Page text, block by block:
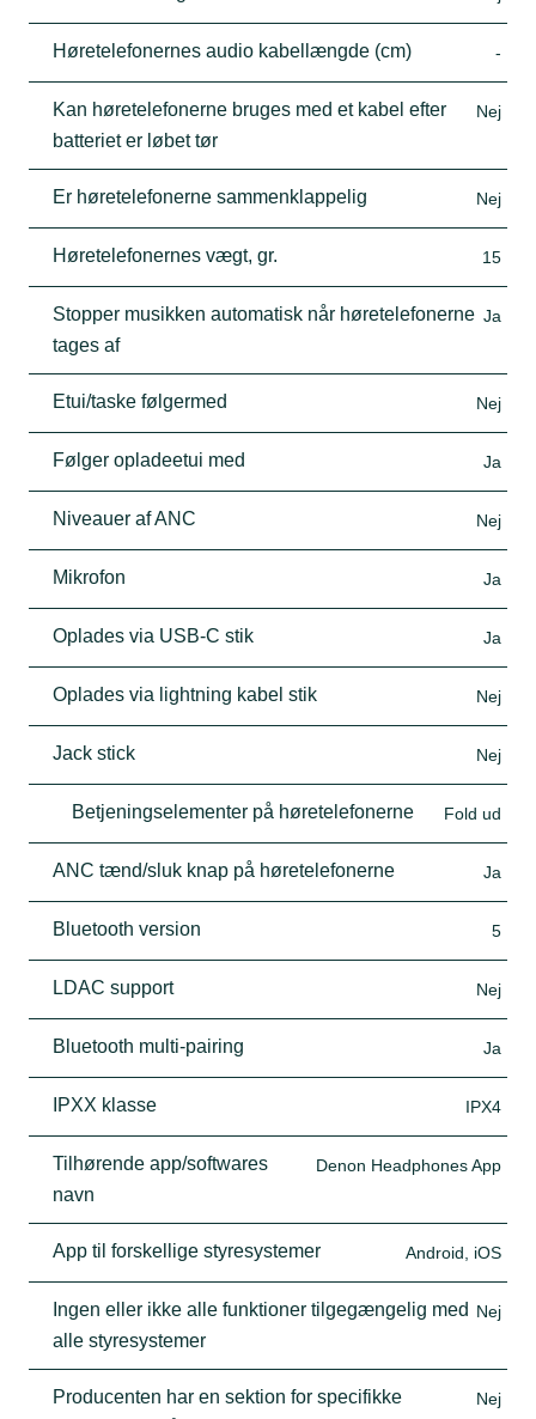
Høretelefonernes audio kabellængde (cm) -
Kan høretelefonerne bruges med et kabel efter
batteriet er løbet tør
Nej
Er høretelefonerne sammenklappelig Nej
Høretelefonernes vægt, gr. 15
Stopper musikken automatisk når høretelefonerne
tages af
Ja
Etui/taske følgermed Nej
Følger opladeetui med Ja
Niveauer af ANC Nej
Mikrofon Ja
Oplades via USB-C stik Ja
Oplades via lightning kabel stik Nej
Jack stick Nej
Betjeningselementer på høretelefonerne Fold ud
ANC tænd/sluk knap på høretelefonerne Ja
Bluetooth version 5
LDAC support Nej
Bluetooth multi-pairing Ja
IPXX klasse IPX4
Tilhørende app/softwares
navn
Denon Headphones App
App til forskellige styresystemer Android, iOS
Ingen eller ikke alle funktioner tilgegængelig med
alle styresystemer
Nej
Producenten har en sektion for specifikke
Nej